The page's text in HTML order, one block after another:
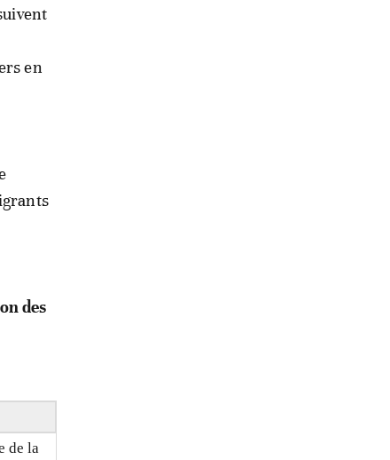
en
des
de la